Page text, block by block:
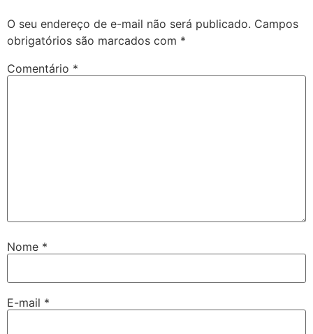
O seu endereço de e-mail não será publicado. Campos
obrigatórios são marcados com *
Comentário *
Nome *
E-mail *